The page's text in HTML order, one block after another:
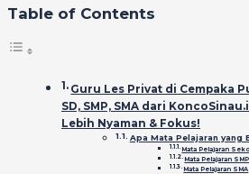
Table of Contents
Guru Les Privat di Cempaka
SD, SMP, SMA dari
Lebih Nyaman & Fokus!
Apa Mata Pelajaran yang
Mata Pelajaran
Mata Pelajaran SMP
Mata Pelajaran SMA